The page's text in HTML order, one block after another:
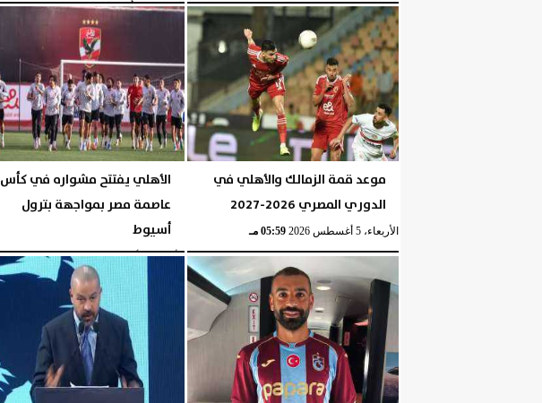
الخميس، 6 أغسطس 2026 06:00 مـ
موعد قمة الزمالك والأهلي في
الدوري المصري 2026-2027
الأربعاء، 5 أغسطس 2026 05:59 مـ
الأهلي يفتتح مشواره في كأس
عاصمة مصر بمواجهة بترول
أسيوط
الأربعاء، 5 أغسطس 2026 05:30 مـ